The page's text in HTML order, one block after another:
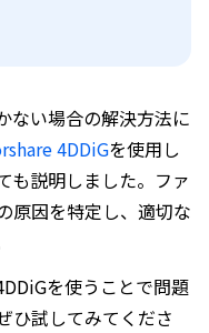
ない場合の解決方法に
4DDiGを使用し
も説明しました。ファ
原因を特定し、適切な
を使うことで問題
ひ試してみてくださ